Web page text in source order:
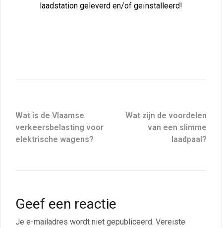
laadstation geleverd en/of geïnstalleerd!
Wat is de Vlaamse
verkeersbelasting voor
elektrische wagens?
Wat zijn de voordelen
van een slimme
laadpaal?
Geef een reactie
Je e-mailadres wordt niet gepubliceerd. Vereiste